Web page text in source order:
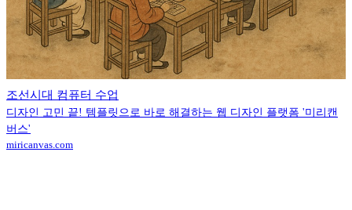
조선시대 컴퓨터 수업
디자인 고민 끝! 템플릿으로 바로 해결하는 웹 디자인 플랫폼 '미리캔
버스'
miricanvas.com